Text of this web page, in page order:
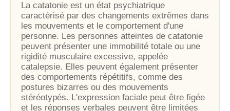
La catatonie est un état psychiatrique
caractérisé par des changements extrêmes dans
les mouvements et le comportement d'une
personne. Les personnes atteintes de catatonie
peuvent présenter une immobilité totale ou une
rigidité musculaire excessive, appelée
catalepsie. Elles peuvent également présenter
des comportements répétitifs, comme des
postures bizarres ou des mouvements
stéréotypés. L'expression faciale peut être figée
et les réponses verbales peuvent être limitées